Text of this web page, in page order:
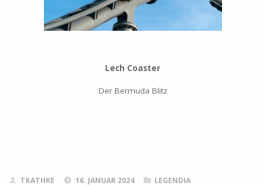
Lech Coaster
Der Bermuda Blitz
TKATHKE 16. JANUAR 2024 LEGENDIA